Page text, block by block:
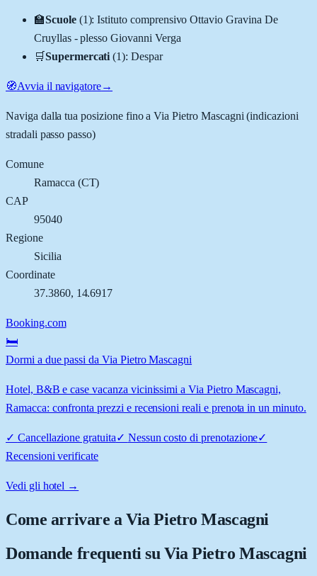
🏫Scuole (1):Istituto comprensivo Ottavio Gravina De
Cruyllas - plesso Giovanni Verga
🛒Supermercati (1):Despar
🧭Avvia il navigatore→
Naviga dalla tua posizione fino aVia Pietro Mascagni (indicazioni
stradali passo passo)
Comune
Ramacca (CT)
CAP
95040
Regione
Sicilia
Coordinate
37.3860, 14.6917
Booking.com
🛏️
Dormi a due passi da Via Pietro Mascagni
Hotel, B&B e case vacanza vicinissimi a Via Pietro Mascagni,
Ramacca: confronta prezzi e recensioni reali e prenota in un minuto.
✓ Cancellazione gratuita✓ Nessun costo di prenotazione✓
Recensioni verificate
Vedi gli hotel →
Come arrivare aVia Pietro Mascagni
Domande frequenti su Via Pietro Mascagni